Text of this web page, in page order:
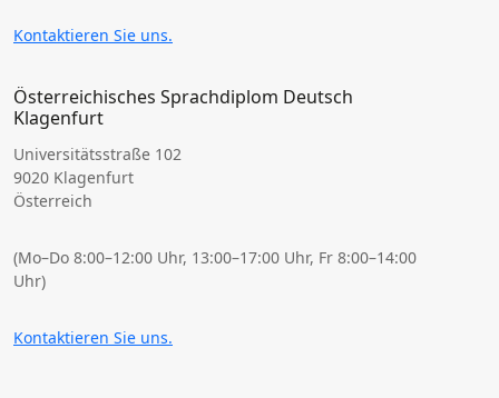
Kontaktieren Sie uns.
Österreichisches Sprachdiplom Deutsch
Klagenfurt
Universitätsstraße 102
9020 Klagenfurt
Österreich
(Mo–Do 8:00–12:00 Uhr, 13:00–17:00 Uhr, Fr 8:00–14:00
Uhr)
Kontaktieren Sie uns.